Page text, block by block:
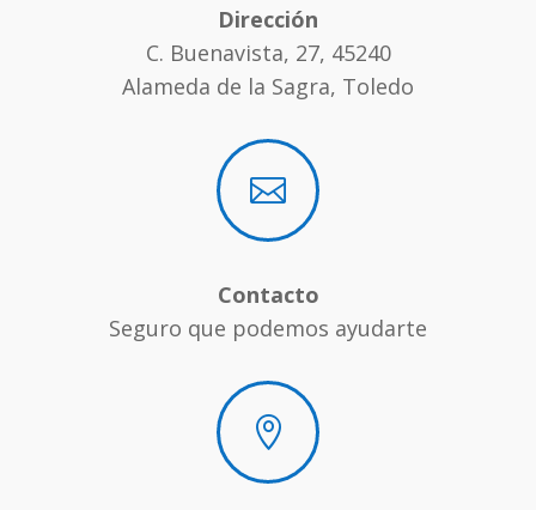
Dirección
C. Buenavista, 27, 45240
Alameda de la Sagra, Toledo

Contacto
Seguro que podemos ayudarte
